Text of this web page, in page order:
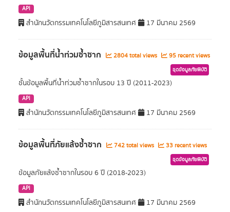
API
สำนักนวัตกรรมเทคโนโลยีภูมิสารสนเทศ 17 มีนาคม 2569
ข้อมูลพื้นที่น้ำท่วมซ้ำซาก 2804 total views 95 recent views
ชุดข้อมูลภัยพิบัติ
ชั้นข้อมูลพื้นที่น้ำท่วมซ้ำซากในรอบ 13 ปี (2011-2023)
API
สำนักนวัตกรรมเทคโนโลยีภูมิสารสนเทศ 17 มีนาคม 2569
ข้อมูลพื้นที่ภัยแล้งซ้ำซาก 742 total views 33 recent views
ชุดข้อมูลภัยพิบัติ
ข้อมูลภัยแล้งซ้ำซากในรอบ 6 ปี (2018-2023)
API
สำนักนวัตกรรมเทคโนโลยีภูมิสารสนเทศ 17 มีนาคม 2569